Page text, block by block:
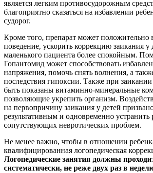
является легким противосудорожным
благоприятно сказаться на избавлении
судорог.
Кроме того, препарат может положительно
поведение, ускорить коррекцию заикания у
маленького пациента более спокойным.
Гопантомид может способствовать
напряжения, помочь снять волнения, а
последствия гипоксии. Также при
быть показаны витаминно-минеральные
позволяющие укрепить организм.
на первопричину заикания у детей
результативным и одновременно устранить
сопутствующих невротических проблем.
Не менее важно, чтобы в отношении
квалифицированная логопедическая
Логопедические занятия должны
систематически, не реже двух раз в